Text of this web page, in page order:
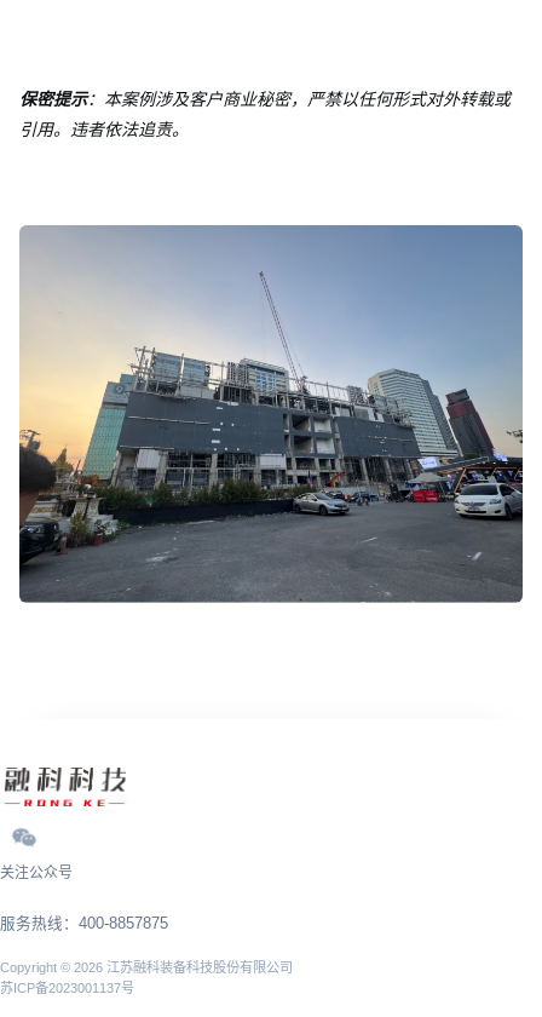
保密提示：本案例涉及客户商业秘密，严禁以任何形式对外转载或
引用。违者依法追责。
关注公众号
服务热线：400-8857875
Copyright © 2026 江苏融科装备科技股份有限公司
苏ICP备2023001137号